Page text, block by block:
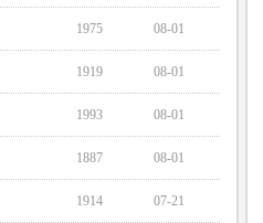
08-01
1975
08-01
1919
08-01
1993
08-01
1887
07-21
1914